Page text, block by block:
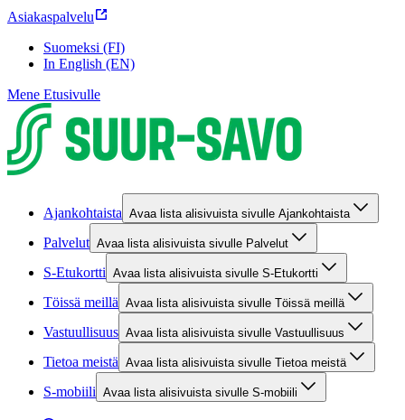
Asiakaspalvelu
Suomeksi (FI)
In English (EN)
Mene Etusivulle
Ajankohtaista Avaa lista alisivuista sivulle Ajankohtaista
Palvelut Avaa lista alisivuista sivulle Palvelut
S-Etukortti Avaa lista alisivuista sivulle S-Etukortti
Töissä meillä Avaa lista alisivuista sivulle Töissä meillä
Vastuullisuus Avaa lista alisivuista sivulle Vastuullisuus
Tietoa meistä Avaa lista alisivuista sivulle Tietoa meistä
S-mobiili Avaa lista alisivuista sivulle S-mobiili